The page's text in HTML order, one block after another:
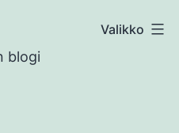
blogi
Valikko